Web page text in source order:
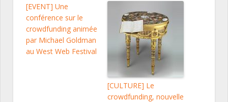
[EVENT] Une
conférence sur le
crowdfunding animée
par Michael Goldman
au West Web Festival
[CULTURE] Le
crowdfunding, nouvelle